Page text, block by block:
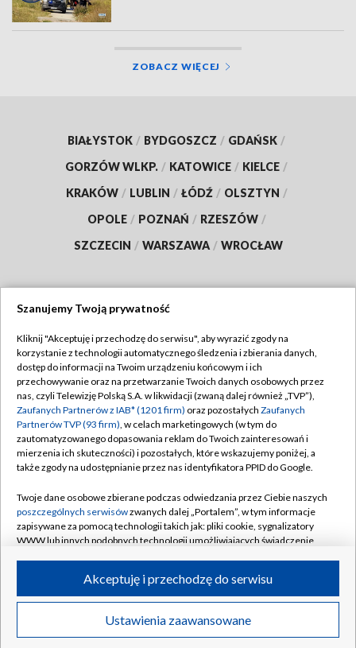
ZOBACZ WIĘCEJ
BIAŁYSTOK / BYDGOSZCZ / GDAŃSK /
GORZÓW WLKP. / KATOWICE / KIELCE /
KRAKÓW / LUBLIN / ŁÓDŹ / OLSZTYN /
OPOLE / POZNAŃ / RZESZÓW /
SZCZECIN / WARSZAWA / WROCŁAW
TVP
Abonament TVP
Emisja w TVP
Centrum informacji TVP
Naziemna Telewizja Cyfrowa
Rada Programowa
System NOS
Informacje o nadawcy
Program dla prasy
Ogłoszenie przetargowe
Regulamin TVP
Polityka prywatności
Moje zgody
Pomoc
Kontakt
Kanały
©2026 Telewizja Polska S.A. w likwidacji
Szanujemy Twoją prywatność
Kliknij "Akceptuję i przechodzę do serwisu", aby wyrazić zgody na
korzystanie z technologii automatycznego śledzenia i zbierania danych,
dostęp do informacji na Twoim urządzeniu końcowym i ich
przechowywanie oraz na przetwarzanie Twoich danych osobowych przez
nas, czyli Telewizję Polską S.A. w likwidacji (zwaną dalej również „TVP”),
Zaufanych Partnerów z IAB* (1201 firm) oraz pozostałych Zaufanych
Partnerów TVP (93 firm), w celach marketingowych (w tym do
zautomatyzowanego dopasowania reklam do Twoich zainteresowań i
mierzenia ich skuteczności) i pozostałych, które wskazujemy poniżej, a
także zgody na udostępnianie przez nas identyfikatora PPID do Google.
Twoje dane osobowe zbierane podczas odwiedzania przez Ciebie naszych
poszczególnych serwisówzwanych dalej „Portalem”, w tym informacje
zapisywane za pomocą technologii takich jak: pliki cookie, sygnalizatory
WWW lub innych podobnych technologii umożliwiających świadczenie
ruchu w Internecie.
Twoje dane osobowe zbierane podczas odwiedzania przez Ciebie
poszczególnych serwisówna Portalu, takie jak adresy IP, identyfikatory
Ustawienia zaawansowane
Akceptuję i przechodzę do serwisu